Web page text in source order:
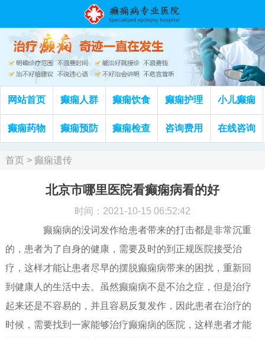
网站首页 癫痫人群 癫痫饮食 癫痫护理 小儿癫痫
癫痫药物 癫痫预防 癫痫检查 咨询费用 在线咨询
首页> 癫痫遗传
北京市哪里医院看癫痫病看的好
时间：2021-10-15 06:52:42
癫痫病的没词发作给患者带来的打击都是非常沉重
的，患者为了自身的健康，需要及时的到正规医院接受治
疗，这样才能让患者尽早的摆脱癫痫病带来的困扰，重新回
到健康人的生活中去。虽然癫痫病不是不治之症，但是治疗
起来还是不容易的，并且容易反复发作，因此患者在治疗的
时候，需要找到一家能够治疗癫痫病的医院，这样患者才能